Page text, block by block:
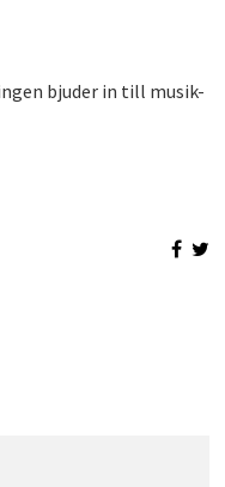
bjuder in till musik-